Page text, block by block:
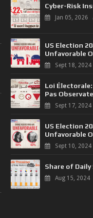
Cyber-Risk
Jan 05, 2026
US Election
Unfavorable
Sept 18, 2024
Loi
Pas
Sept 17, 2024
US Election
Unfavorable
Sept 10, 2024
Share of Daily
Aug 15, 2024